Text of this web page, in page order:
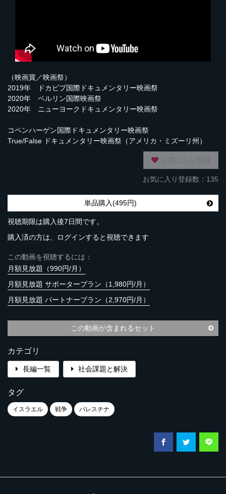
（映画賞／映画祭）
2019年 ドカビブ国際ドキュメンタリー映画祭
2020年 ベルリン国際映画祭
2020年 ニューヨークドキュメンタリー映画祭
コペンハーゲン国際ドキュメンタリー映画祭
True/False ドキュメンタリー映画祭（アメリカ・ミズーリ州）
お気に入り登録数：135
単品購入(495円)
視聴期限は購入後7日間です。
購入済の方は、ログインすると視聴できます
この動画を視聴するには：
月額見放題（990円/月）
月額見放題 サポータープラン（1,980円/月）
月額見放題 パートナープラン（2,970円/月）
この動画が含まれるセット
カテゴリ
長編一覧 社会課題と解決
タグ
イスラエル 戦争 パレスチナ